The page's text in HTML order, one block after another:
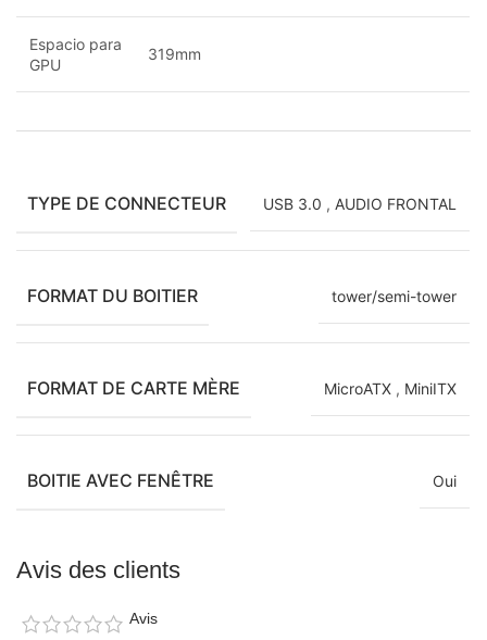
Espacio para
GPU
319mm
TYPE DE CONNECTEUR USB 3.0 , AUDIO FRONTAL
FORMAT DU BOITIER tower/semi-tower
FORMAT DE CARTE MÈRE MicroATX , MiniITX
BOITIE AVEC FENÊTRE Oui
Avis des clients
Avis